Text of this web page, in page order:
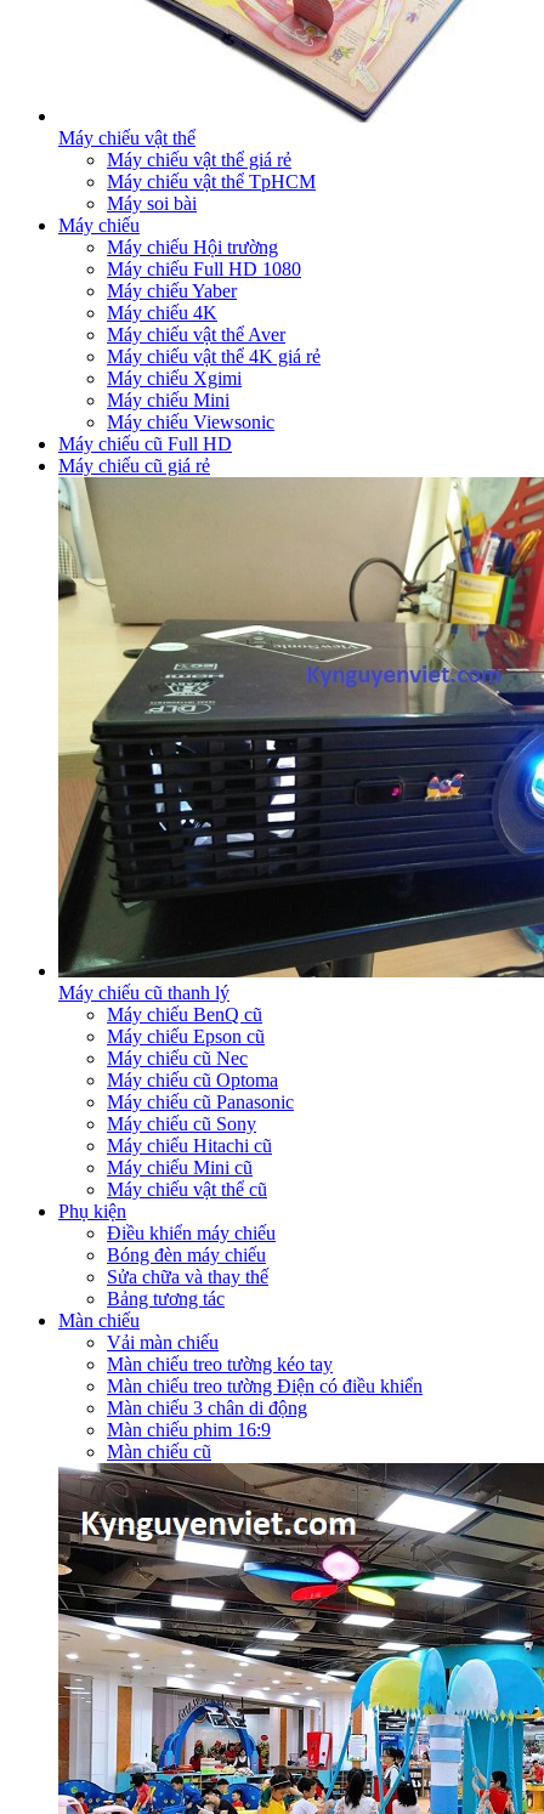
Máy chiếu vật thể
Máy chiếu vật thể giá rẻ
Máy chiếu vật thể TpHCM
Máy soi bài
Máy chiếu
Máy chiếu Hội trường
Máy chiếu Full HD 1080
Máy chiếu Yaber
Máy chiếu 4K
Máy chiếu vật thể Aver
Máy chiếu vật thể 4K giá rẻ
Máy chiếu Xgimi
Máy chiếu Mini
Máy chiếu Viewsonic
Máy chiếu cũ Full HD
Máy chiếu cũ giá rẻ
Máy chiếu cũ thanh lý
Máy chiếu BenQ cũ
Máy chiếu Epson cũ
Máy chiếu cũ Nec
Máy chiếu cũ Optoma
Máy chiếu cũ Panasonic
Máy chiếu cũ Sony
Máy chiếu Hitachi cũ
Máy chiếu Mini cũ
Máy chiếu vật thể cũ
Phụ kiện
Điều khiển máy chiếu
Bóng đèn máy chiếu
Sửa chữa và thay thế
Bảng tương tác
Màn chiếu
Vải màn chiếu
Màn chiếu treo tường kéo tay
Màn chiếu treo tường Điện có điều khiển
Màn chiếu 3 chân di động
Màn chiếu phim 16:9
Màn chiếu cũ